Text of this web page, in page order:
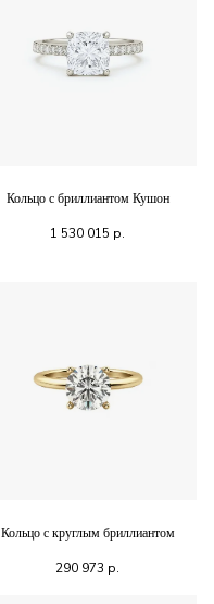
Кольцо с бриллиантом Кушон
1 530 015 р.
Кольцо с круглым бриллиантом
290 973 р.